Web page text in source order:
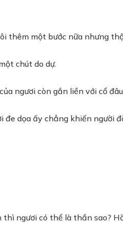
thêm một bước nữa nhưng
chút do dự.
ngươi còn gắn liền với cổ
đe dọa ấy chẳng khiến người
ngươi có thể là thần sao?